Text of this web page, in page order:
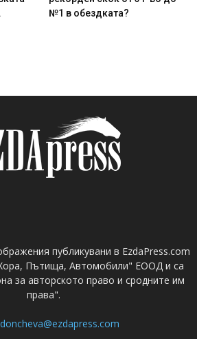
№1 в обездката?
публикувани в EzdaPress.com
Пътища, Автомобили" ЕООД и са
за авторското право и сродните им
права".
doncheva@ezdapress.com